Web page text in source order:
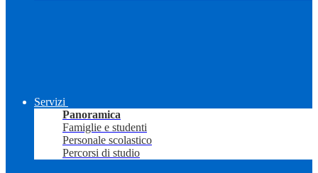
Servizi
Panoramica
Famiglie e studenti
Personale scolastico
Percorsi di studio